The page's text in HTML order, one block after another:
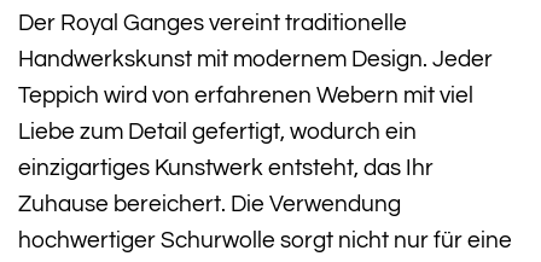
Der Royal Ganges vereint traditionelle
Handwerkskunst mit modernem Design. Jeder
Teppich wird von erfahrenen Webern mit viel
Liebe zum Detail gefertigt, wodurch ein
einzigartiges Kunstwerk entsteht, das Ihr
Zuhause bereichert. Die Verwendung
hochwertiger Schurwolle sorgt nicht nur für eine